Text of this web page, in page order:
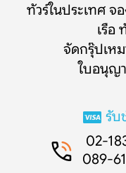
ทัวร์ในประเทศ จ
เรือ
จัดกรุ๊ปเห
ใบอนุญ
รับ
02-
089-